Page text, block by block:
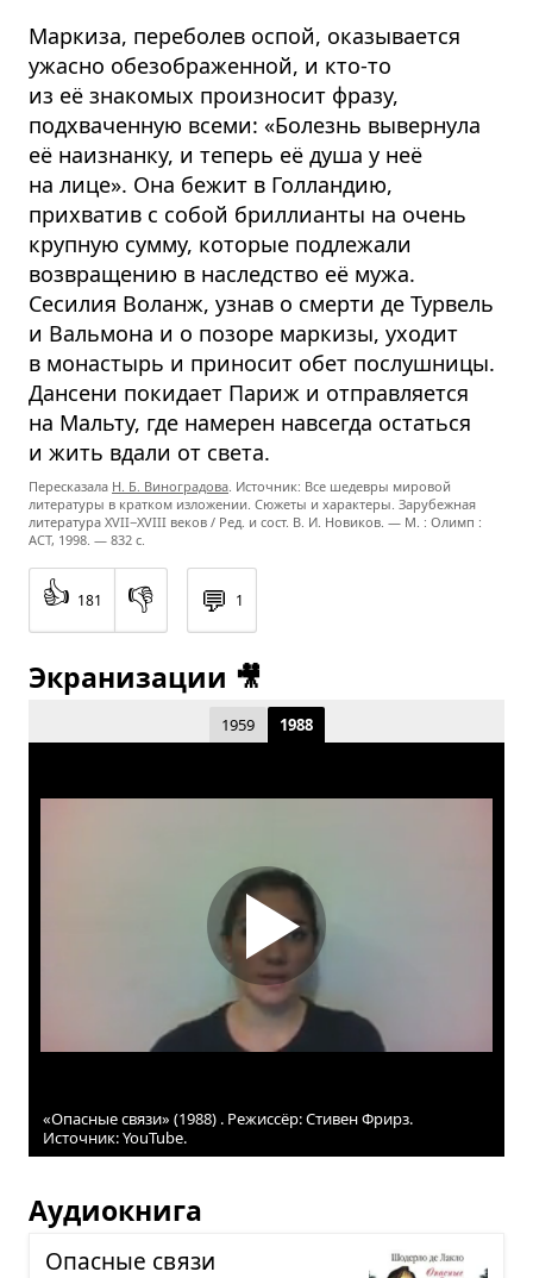
Маркиза, переболев оспой, оказывается
ужасно обезображенной, и кто-то
из её знакомых произносит фразу,
подхваченную всеми: «Болезнь вывернула
её наизнанку, и теперь её душа у неё
на лице». Она бежит в Голландию,
прихватив с собой бриллианты на очень
крупную сумму, которые подлежали
возвращению в наследство её мужа.
Сесилия Воланж, узнав о смерти де Турвель
и Вальмона и о позоре маркизы, уходит
в монастырь и приносит обет послушницы.
Дансени покидает Париж и отправляется
на Мальту, где намерен навсегда остаться
и жить вдали от света.
Пересказала Н. Б. Виноградова. Источник: Все шедевры мировой
литературы в кратком изложении. Сюжеты и характеры. Зарубежная
литература XVII−XVIII веков / Ред. и сост. В. И. Новиков. — М. : Олимп :
ACT, 1998. — 832 с.
👍 181 👎 💬 1
Экранизации 🎥
1959 1988
«Опасные связи» (1988) . Режиссёр: Стивен Фрирз.
Источник: YouTube.
Аудиокнига
Опас­ные связи